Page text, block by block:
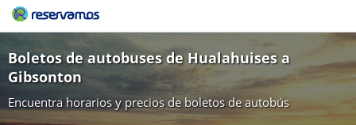
Boletos de autobuses de Hualahuises a
Gibsonton
Encuentra horarios y precios de boletos de autobús